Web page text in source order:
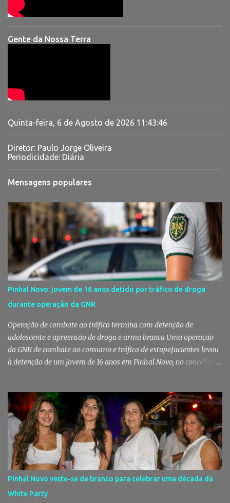
Gente da Nossa Terra
Quinta-feira, 6 de Agosto de 2026 11:43:47
Diretor: Paulo Jorge Oliveira
Periodicidade: Diária
Mensagens populares
Pinhal Novo: jovem de 16 anos detido por tráfico de droga
durante operação da GNR
Operação de combate ao tráfico termina com detenção de
adolescente e apreensão de droga e arma branca Uma operação
da GNR de combate ao consumo e tráfico de estupefacientes levou
à detenção de um jovem de 16 anos em Pinhal Novo, no concelho
das autoridades sobre este tipo de criminalidade no distrito de
Setúbal. Droga, arma branca e dinheiro apreendidos pela GNR Um
jovem de 16 anos foi detido na segunda-feira, 28 de Julho, por
suspeitas da prática do crime de tráfico de estupefacientes, na
localidade de Pinhal Novo. A detenção foi efetuada pelo Comando
Territorial de Setúbal da GNR, através do Posto Territorial de
Pinhal Novo, no âmbito de uma operação de fiscalização
especialmente direcionada para o combate ao consumo e tráfico
de droga. Segundo a GNR, "os militares da Guarda identificaram
Pinhal Novo veste-se de branco para celebrar uma década da
White Party